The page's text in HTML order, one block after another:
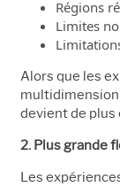
Régions
Limites
Alors que les
devient de plus
2. Plus grande
Les